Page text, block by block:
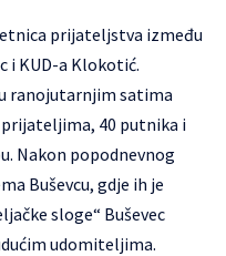
prijateljstva između
i KUD-a Klokotić.
ranojutarnjim satima
40 putnika i
Nakon popodnevnog
Buševcu, gdje ih je
sloge“ Buševec
udomiteljima.